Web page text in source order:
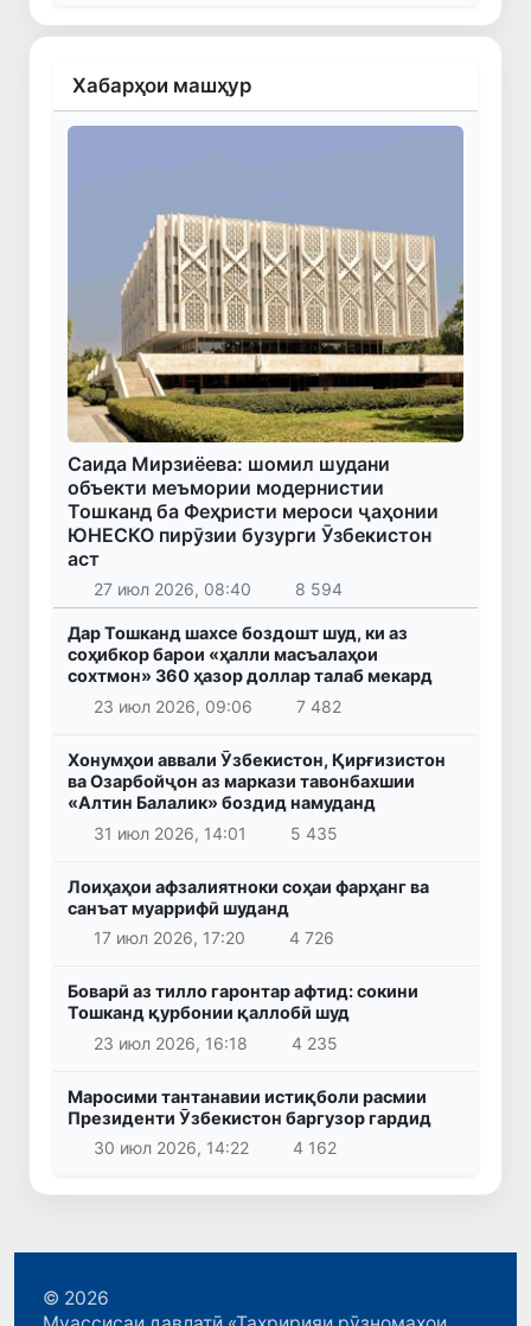
Хабарҳои машҳур
Саида Мирзиёева: шомил шудани
объекти меъмории модернистии
Тошканд ба Феҳристи мероси ҷаҳонии
ЮНЕСКО пирӯзии бузурги Ӯзбекистон
аст
27 июл 2026, 08:40 8 594
Дар Тошканд шахсе боздошт шуд, ки аз
соҳибкор барои «ҳалли масъалаҳои
сохтмон» 360 ҳазор доллар талаб мекард
23 июл 2026, 09:06
7 482
Хонумҳои аввали Ӯзбекистон, Қирғизистон
ва Озарбойҷон аз маркази тавонбахшии
«Алтин Балалик» боздид намуданд
31 июл 2026, 14:01
5 435
Лоиҳаҳои афзалиятноки соҳаи фарҳанг ва
санъат муаррифӣ шуданд
17 июл 2026, 17:20
4 726
Боварӣ аз тилло гаронтар афтид: сокини
Тошканд қурбонии қаллобӣ шуд
23 июл 2026, 16:18
4 235
Маросими тантанавии истиқболи расмии
Президенти Ӯзбекистон баргузор гардид
30 июл 2026, 14:22
4 162
© 2026